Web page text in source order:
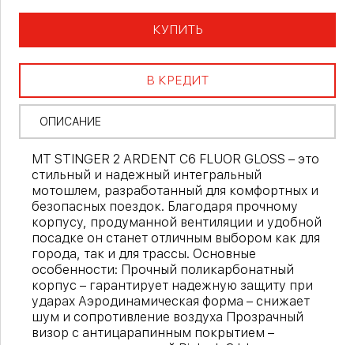
КУПИТЬ
В КРЕДИТ
ОПИСАНИЕ
MT STINGER 2 ARDENT C6 FLUOR GLOSS – это
стильный и надежный интегральный
мотошлем, разработанный для комфортных и
безопасных поездок. Благодаря прочному
корпусу, продуманной вентиляции и удобной
посадке он станет отличным выбором как для
города, так и для трассы. Основные
особенности: Прочный поликарбонатный
корпус – гарантирует надежную защиту при
ударах Аэродинамическая форма – снижает
шум и сопротивление воздуха Прозрачный
визор с антицарапинным покрытием –